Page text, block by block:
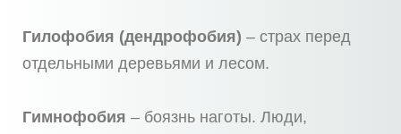
Гилофобия (дендрофобия) – страх перед
отдельными деревьями и лесом.
Гимнофобия – боязнь наготы. Люди,